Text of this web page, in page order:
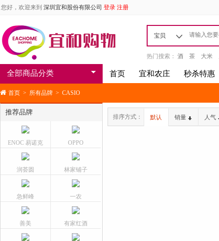
您好，欢迎来到 深圳宜和股份有限公司 登录 注册
宝贝
热门搜索： 酒 茶 大米
全部商品分类 首页 宜和农庄 秒杀特惠
首页 > 所有品牌 > CASIO
推荐品牌
ENOC 易诺克 OPPO
润荟圆 林家铺子
急鲜峰 一农
善美 有家红酒
排序方式： 默认 销量 人气